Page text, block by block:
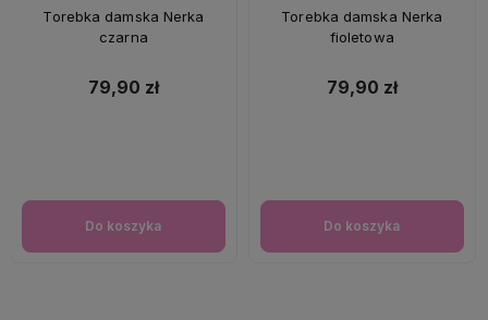
Torebka damska Nerka
czarna
79,90 zł
Do koszyka
Torebka damska Nerka
fioletowa
79,90 zł
Do koszyka